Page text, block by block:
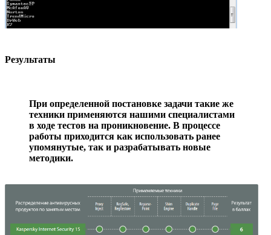
Результаты
При определенной постановке задачи такие же
техники применяются нашими специалистами
в ходе тестов на проникновение. В процессе
работы приходится как использовать ранее
упомянутые, так и разрабатывать новые
методики.